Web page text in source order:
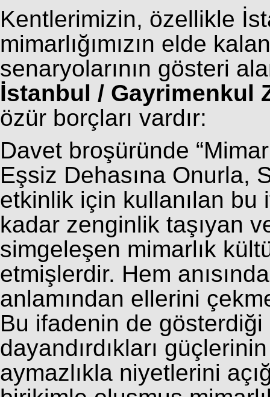
Kentlerimizin, özellikle
mimarlığımızın elde
senaryolarının gösteri
İstanbul / Gayrimenkul
özür borçları vardır:
Davet broşüründe
Eşsiz Dehasına Onurla,
etkinlik için kullanılan bu
kadar zenginlik taşıyan
simgeleşen mimarlık
etmişlerdir. Hem
anlamından ellerini
Bu ifadenin de
dayandırdıkları
aymazlıkla niyetlerini